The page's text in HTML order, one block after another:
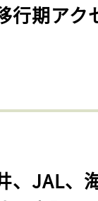
行期アク
、JAL、